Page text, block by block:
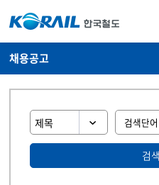
채용공고
검색